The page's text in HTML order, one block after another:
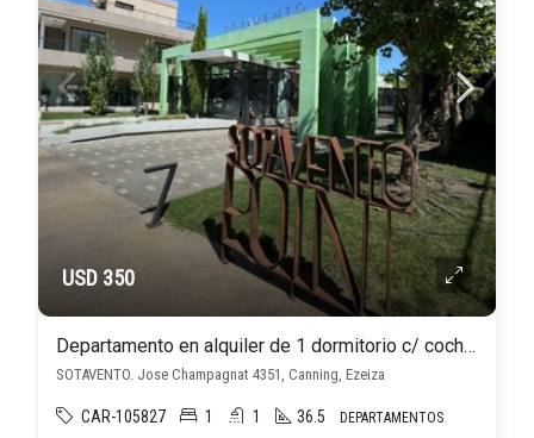
USD 350
Departamento en alquiler de 1 dormitorio c/ cochera en Canning
SOTAVENTO. Jose Champagnat 4351, Canning, Ezeiza
CAR-105827 1 1 36.5 DEPARTAMENTOS